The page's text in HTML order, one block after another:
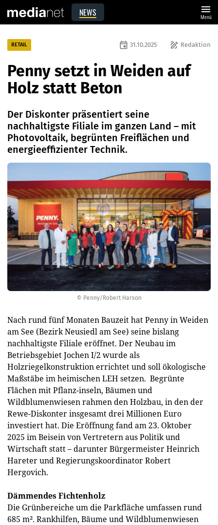
NEWS menu
Menü
© Penny/Robert Harson
RETAIL draw Redaktion
event 31.10.2025
Penny setzt in Weiden auf
Holz statt Beton
Der Diskonter präsentiert seine
nachhaltigste Filiale im ganzen Land – mit
Photovoltaik, begrünten Freiflächen und
energieeffizienter Technik.
Nach rund fünf Monaten Bauzeit hat Penny in Weiden
am See (Bezirk Neusiedl am See) seine bislang
nachhaltigste Filiale eröffnet. Der Neubau im
Betriebsgebiet Jochen I/2 wurde als
Holzriegelkonstruktion errichtet und soll ökologische
Maßstäbe im heimischen LEH setzen. Begrünte
Flächen mit Pflanz-inseln, Bäumen und
Wildblumenwiesen rahmen den Holzbau, in den der
Rewe-Diskonter insgesamt drei Millionen Euro
investiert hat. Die Eröffnung fand am 23. Oktober
2025 im Beisein von Vertretern aus Politik und
Wirtschaft statt – darunter Bürgermeister Heinrich
Hareter und Regierungskoordinator Robert
Hergovich.
Dämmendes Fichtenholz
Die Grünbereiche um die Parkfläche umfassen rund
685 m². Rankhilfen, Bäume und Wildblumenwiesen